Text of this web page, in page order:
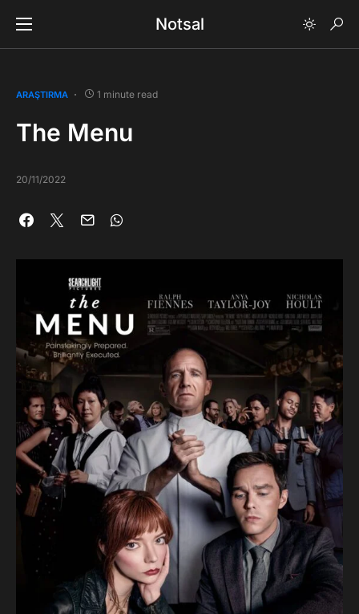
Notsal
ARAŞTIRMA 1 minute read
The Menu
20/11/2022